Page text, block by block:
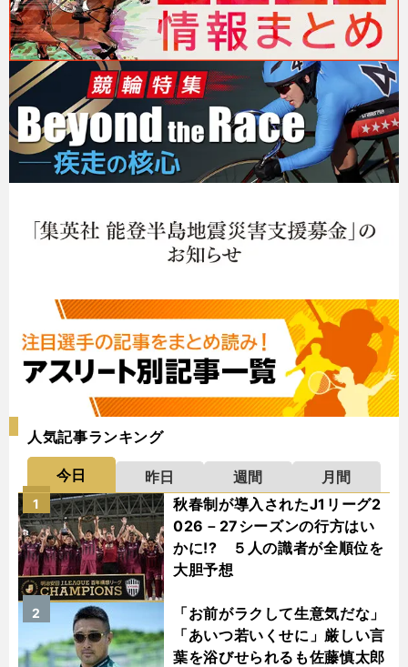
人気記事ランキング
今日 昨日 週間
月間
秋春制が導入されたJ1リーグ2
026－27シーズンの行方はい
かに!? ５人の識者が全順位を
大胆予想
1
「お前がラクして生意気だな」
「あいつ若いくせに」厳しい言
葉を浴びせられるも佐藤慎太郎
2